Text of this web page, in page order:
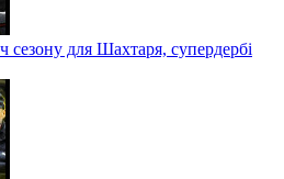
для Шахтаря, супердербі